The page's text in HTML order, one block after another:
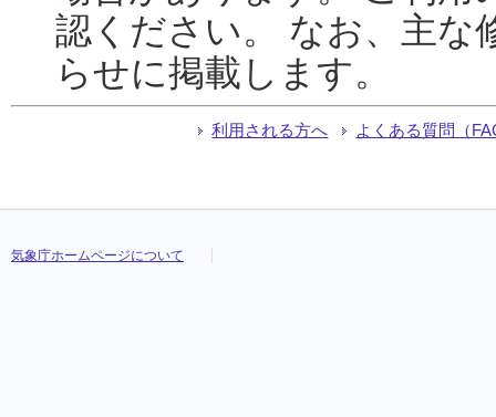
認ください。 なお、主な
らせに掲載します。
利用される方へ よくある質問（
気象庁ホームページについて